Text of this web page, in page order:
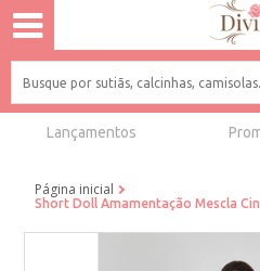
Lançamentos
Página inicial
Short Doll Amamentação Mescla